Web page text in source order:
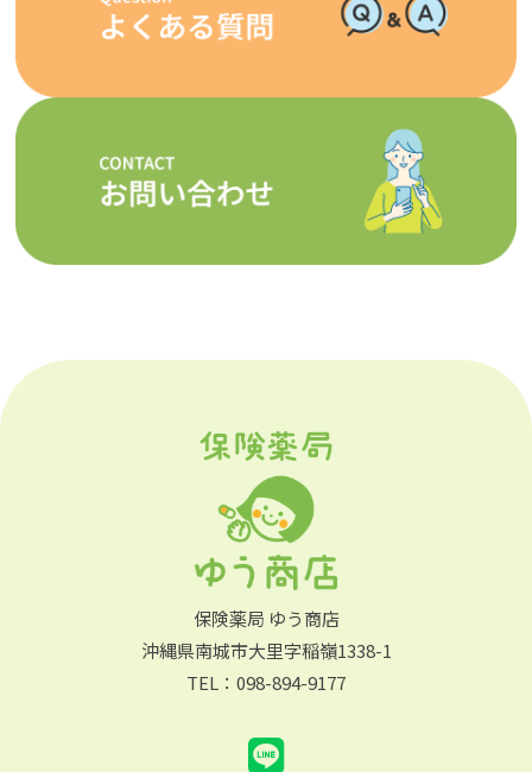
保険薬局 ゆう商店
沖縄県南城市大里字稲嶺1338-1
TEL：098-894-9177